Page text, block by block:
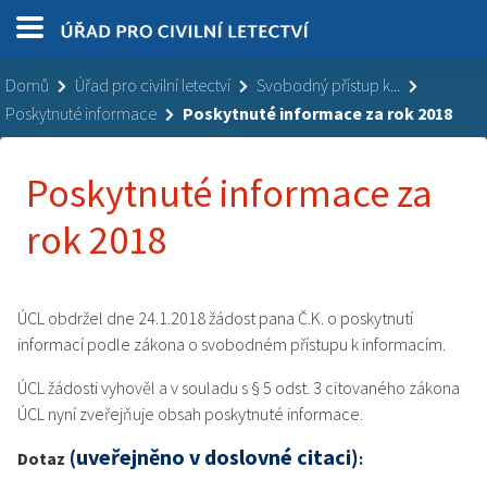
Domů Úřad pro civilní letectví
Svobodný přístup k...
Poskytnuté informace
Poskytnuté informace za rok 2018
Poskytnuté informace za
rok 2018
ÚCL obdržel dne 24.1.2018 žádost pana Č.K. o poskytnutí
informací podle zákona o svobodném přístupu k informacím.
ÚCL žádosti vyhověl a v souladu s § 5 odst. 3 citovaného zákona
ÚCL nyní zveřejňuje obsah poskytnuté informace.
Dotaz (uveřejněno v doslovné citaci):